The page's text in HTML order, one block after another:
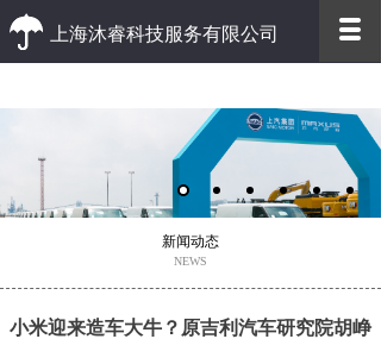
上海沐睿科技服务有限公司
优质的客户服务 高效的办事效率
新闻动态
NEWS
小米迎来造车大牛？原吉利汽车研究院胡峥